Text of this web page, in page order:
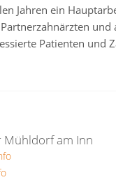
Jahren ein
und
Patienten und
Mühldorf am Inn